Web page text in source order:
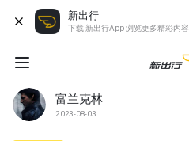
新出行
下载 新出行App 浏览更多精彩内容
富兰克林
2023-08-03